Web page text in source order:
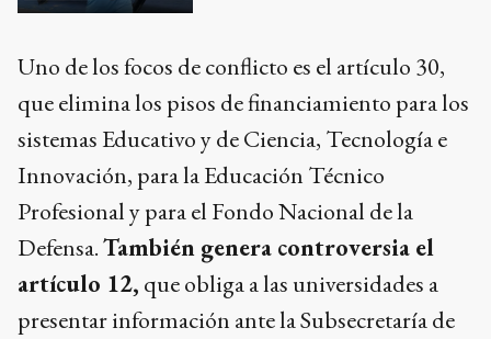
Uno de los focos de conflicto es el artículo 30,
que elimina los pisos de financiamiento para los
sistemas Educativo y de Ciencia, Tecnología e
Innovación, para la Educación Técnico
Profesional y para el Fondo Nacional de la
Defensa.También genera controversia el
artículo 12, que obliga a las universidades a
presentar información ante la Subsecretaría de